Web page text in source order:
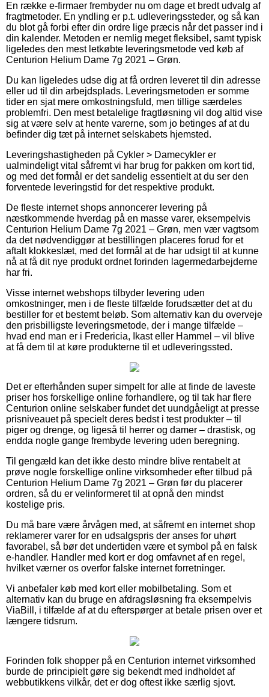
En række e-firmaer frembyder nu om dage et bredt udvalg af
fragtmetoder. En yndling er p.t. udleveringssteder, og så kan
du blot gå forbi efter din ordre lige præcis når det passer ind i
din kalender. Metoden er nemlig meget fleksibel, samt typisk
ligeledes den mest letkøbte leveringsmetode ved køb af
Centurion Helium Dame 7g 2021 – Grøn.
Du kan ligeledes udse dig at få ordren leveret til din adresse
eller ud til din arbejdsplads. Leveringsmetoden er somme
tider en sjat mere omkostningsfuld, men tillige særdeles
problemfri. Den mest betalelige fragtløsning vil dog altid vise
sig at være selv at hente varerne, som jo betinges af at du
befinder dig tæt på internet selskabets hjemsted.
Leveringshastigheden på Cykler > Damecykler er
ualmindeligt vital såfremt vi har brug for pakken om kort tid,
og med det formål er det sandelig essentielt at du ser den
forventede leveringstid for det respektive produkt.
De fleste internet shops annoncerer levering på
næstkommende hverdag på en masse varer, eksempelvis
Centurion Helium Dame 7g 2021 – Grøn, men vær vagtsom
da det nødvendiggør at bestillingen placeres forud for et
aftalt klokkeslæt, med det formål at de har udsigt til at kunne
nå at få dit nye produkt ordnet forinden lagermedarbejderne
har fri.
Visse internet webshops tilbyder levering uden
omkostninger, men i de fleste tilfælde forudsætter det at du
bestiller for et bestemt beløb. Som alternativ kan du overveje
den prisbilligste leveringsmetode, der i mange tilfælde –
hvad end man er i Fredericia, Ikast eller Hammel – vil blive
at få dem til at køre produkterne til et udleveringssted.
Det er efterhånden super simpelt for alle at finde de laveste
priser hos forskellige online forhandlere, og til tak har flere
Centurion online selskaber fundet det uundgåeligt at presse
prisniveauet på specielt deres bedst i test produkter – til
piger og drenge, og ligeså til herrer og damer – drastisk, og
endda nogle gange frembyde levering uden beregning.
Til gengæld kan det ikke desto mindre blive rentabelt at
prøve nogle forskellige online virksomheder efter tilbud på
Centurion Helium Dame 7g 2021 – Grøn før du placerer
ordren, så du er velinformeret til at opnå den mindst
kostelige pris.
Du må bare være årvågen med, at såfremt en internet shop
reklamerer varer for en udsalgspris der anses for uhørt
favorabel, så bør det undertiden være et symbol på en falsk
e-handler. Handler med kort er dog omfavnet af en regel,
hvilket værner os overfor falske internet forretninger.
Vi anbefaler køb med kort eller mobilbetaling. Som et
alternativ kan du bruge en afdragsløsning fra eksempelvis
ViaBill, i tilfælde af at du efterspørger at betale prisen over et
længere tidsrum.
Forinden folk shopper på en Centurion internet virksomhed
burde de principielt gøre sig bekendt med indholdet af
webbutikkens vilkår, det er dog oftest ikke særlig sjovt.